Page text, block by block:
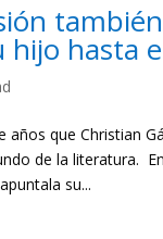
hijo hasta
años que Christian
de la literatura.
su...